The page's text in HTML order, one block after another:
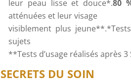
leur peau lisse et douce*.80
atténuées et leur visage
visiblement plus
sujets
**Tests d’usage réalisés après
SECRETS DU SOIN